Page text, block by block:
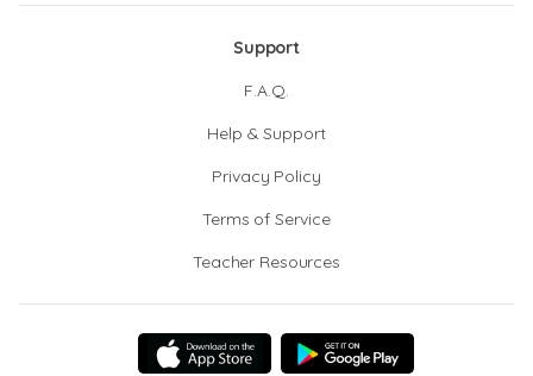
Support
F.A.Q.
Help & Support
Privacy Policy
Terms of Service
Teacher Resources